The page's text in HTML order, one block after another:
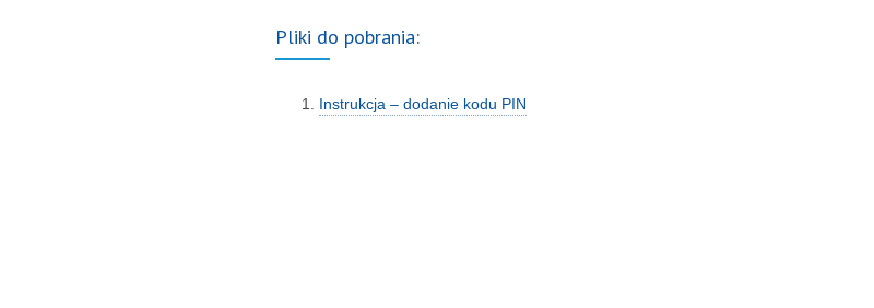
Pliki do pobrania:
Instrukcja – dodanie kodu PIN